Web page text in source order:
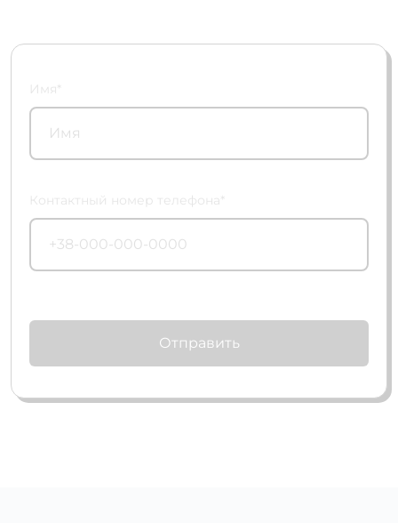
Имя*
Контактный номер телефона*
Отправить